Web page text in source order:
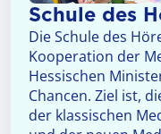
Schule des
Die Schule des
Kooperation der
Hessischen
Chancen. Ziel ist,
der klassischen